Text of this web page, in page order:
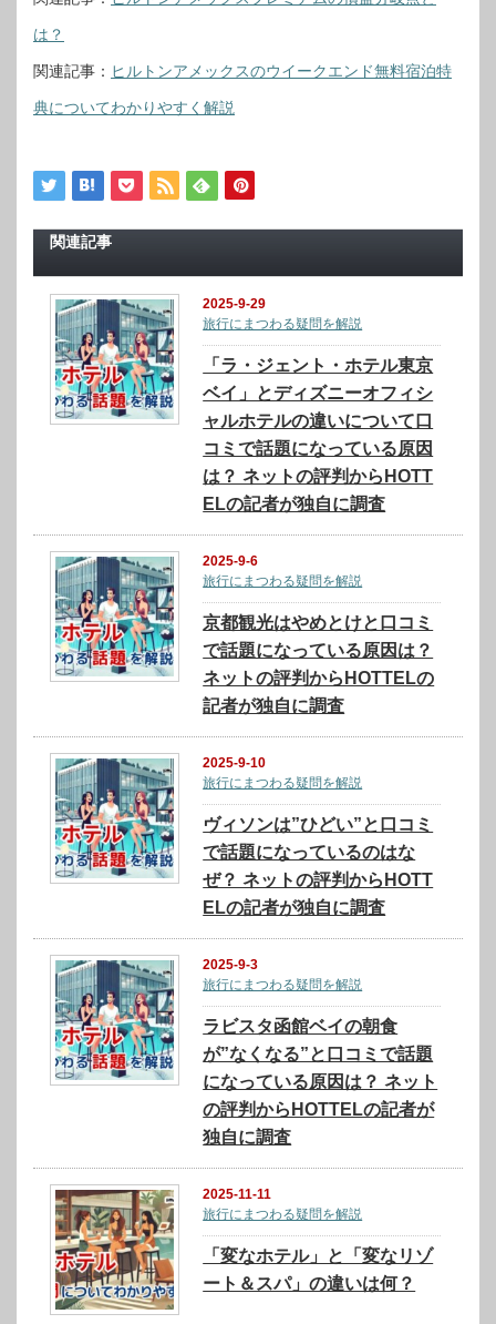
は？
関連記事： ヒルトンアメックスのウイークエンド無料宿泊特
典についてわかりやすく解説
関連記事
2025-9-29
旅行にまつわる疑問を解説
「ラ・ジェント・ホテル東京
ベイ」とディズニーオフィシ
ャルホテルの違いについて口
コミで話題になっている原因
は？ ネットの評判からHOTT
ELの記者が独自に調査
2025-9-6
旅行にまつわる疑問を解説
京都観光はやめとけと口コミ
で話題になっている原因は？
ネットの評判からHOTTELの
記者が独自に調査
2025-9-10
旅行にまつわる疑問を解説
ヴィソンは”ひどい”と口コミ
で話題になっているのはな
ぜ？ ネットの評判からHOTT
ELの記者が独自に調査
2025-9-3
旅行にまつわる疑問を解説
ラビスタ函館ベイの朝食
が”なくなる”と口コミで話題
になっている原因は？ ネット
の評判からHOTTELの記者が
独自に調査
2025-11-11
旅行にまつわる疑問を解説
「変なホテル」と「変なリゾ
ート＆スパ」の違いは何？